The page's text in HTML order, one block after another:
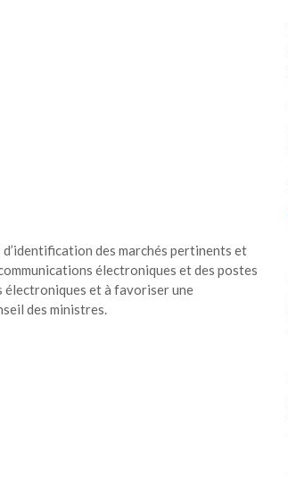
des marchés pertinents et
électroniques et des postes
électroniques et à favoriser une
des ministres.